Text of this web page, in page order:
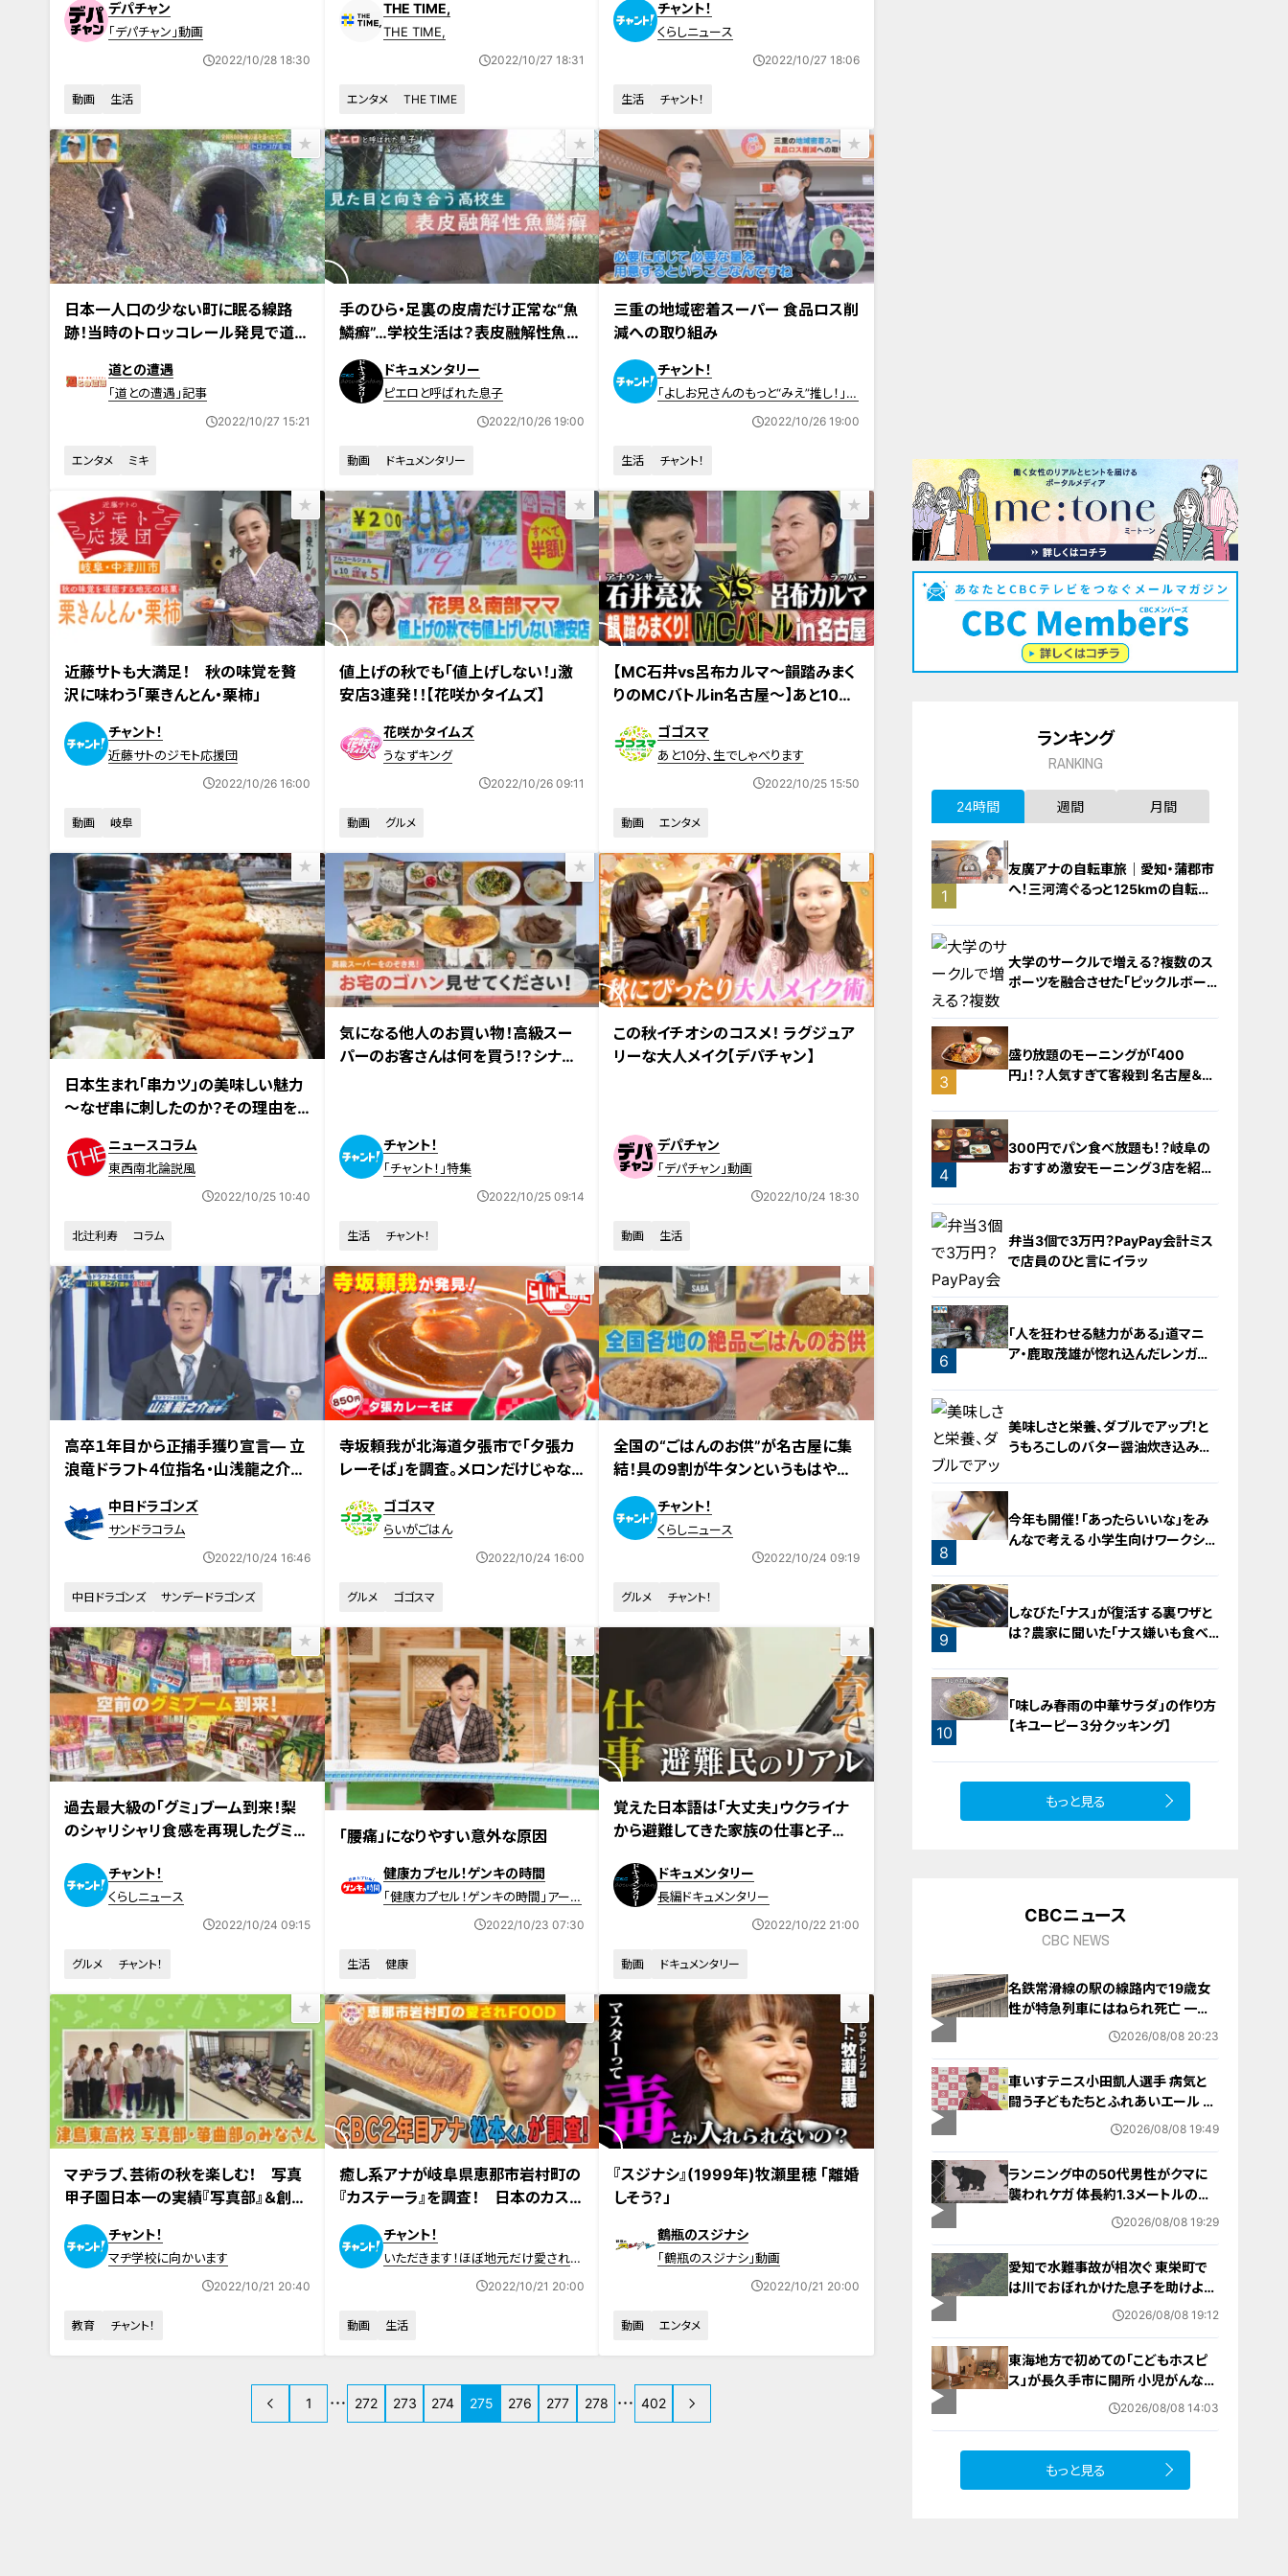
デパチャン
「デパチャン」動画
2022/10/28 18:30
動画 生活
THE TIME,
THE TIME,
2022/10/27 18:31
エンタメ THE TIME
チャント！
くらしニュース
2022/10/27 18:06
生活 チャント！
日本一人口の少ない町に眠る線路
跡！当時のトロッコレール発見で道マ
道との遭遇
「道との遭遇」記事
2022/10/27 15:21
エンタメ ミキ
手のひら・足裏の皮膚だけ正常な“魚
鱗癬”…学校生活は？表皮融解性魚鱗
癬～定期配信型ドキュメンタリー「ピ
エロと呼ばれた息子」第７３話
ドキュメンタリー
ピエロと呼ばれた息子
2022/10/26 19:00
動画 ドキュメンタリー
三重の地域密着スーパー 食品ロス削
減への取り組み
チャント！
「よしお兄さんのもっと“みえ”推し！」動
2022/10/26 19:00
生活 チャント！
近藤サトも大満足！ 秋の味覚を贅
沢に味わう「栗きんとん・栗柿」
チャント！
近藤サトのジモト応援団
2022/10/26 16:00
動画 岐阜
値上げの秋でも「値上げしない！」激
安店3連発！！【花咲かタイムズ】
花咲かタイムズ
うなずキング
2022/10/26 09:11
動画 グルメ
【MC石井vs呂布カルマ～韻踏みまく
りのMCバトルin名古屋～】あと10
ゴゴスマ
あと10分、生でしゃべります
2022/10/25 15:50
動画 エンタメ
日本生まれ「串カツ」の美味しい魅力
～なぜ串に刺したのか？その理由を
ニュースコラム
東西南北論説風
2022/10/25 10:40
北辻利寿 コラム
気になる他人のお買い物！高級スー
パーのお客さんは何を買う！？シナモ
チャント！
「チャント！」特集
2022/10/25 09:14
生活 チャント！
この秋イチオシのコスメ！ ラグジュア
リーな大人メイク【デパチャン】
デパチャン
「デパチャン」動画
2022/10/24 18:30
動画 生活
高卒１年目から正捕手獲り宣言― 立
浪竜ドラフト４位指名・山浅龍之介の
中日ドラゴンズ
サンドラコラム
2022/10/24 16:46
中日ドラゴンズ サンデードラゴンズ
寺坂頼我が北海道夕張市で「夕張カ
レーそば」を調査。メロンだけじゃな
ゴゴスマ
らいがごはん
2022/10/24 16:00
グルメ ゴゴスマ
全国の“ごはんのお供”が名古屋に集
結！具の9割が牛タンというもはやお
かずの“お供”も！
チャント！
くらしニュース
2022/10/24 09:19
グルメ チャント！
過去最大級の「グミ」ブーム到来！梨
のシャリシャリ食感を再現したグミ
チャント！
くらしニュース
2022/10/24 09:15
グルメ チャント！
「腰痛」になりやすい意外な原因
健康カプセル！ゲンキの時間
「健康カプセル！ゲンキの時間」アーカ
2022/10/23 07:30
生活 健康
覚えた日本語は「大丈夫」ウクライナ
から避難してきた家族の仕事と子育
ドキュメンタリー
長編ドキュメンタリー
2022/10/22 21:00
動画 ドキュメンタリー
マヂラブ、芸術の秋を楽しむ！ 写真
甲子園日本一の実績『写真部』＆創部
35年の『筝曲部』。愛知県『津島東高
校』でリポート
チャント！
マヂ学校に向かいます
2022/10/21 20:40
教育 チャント！
癒し系アナが岐阜県恵那市岩村町の
『カステーラ』を調査！ 日本のカステ
ラのルーツがここに！？ 230年、変
わらぬ味を食す
チャント！
いただきます！ほぼ地元だけ愛され
2022/10/21 20:00
動画 生活
『スジナシ』(1999年)牧瀬里穂 「離婚
しそう？」
鶴瓶のスジナシ
「鶴瓶のスジナシ」動画
2022/10/21 20:00
動画 エンタメ
1 272 273 274 275 276 277 278 402
ランキング
RANKING
24時間 週間 月間
1
友廣アナの自転車旅｜愛知・蒲郡市
へ！三河湾ぐるっと125kmの自転車
2
大学のサークルで増える？複数のス
ポーツを融合させた「ピックルボー
3
盛り放題のモーニングが「400
円」！？人気すぎて客殺到 名古屋＆岐
4
300円でパン食べ放題も！？岐阜の
おすすめ激安モーニング３店を紹
5
弁当3個で3万円？PayPay会計ミス
で店員のひと言にイラッ
6
「人を狂わせる魅力がある」道マニ
ア・鹿取茂雄が惚れ込んだレンガの
7
美味しさと栄養、ダブルでアップ！と
うもろこしのバター醤油炊き込みご
8
今年も開催！「あったらいいな」をみ
んなで考える 小学生向けワークショ
9
しなびた「ナス」が復活する裏ワザと
は？農家に聞いた「ナス嫌いも食べ
10
「味しみ春雨の中華サラダ」の作り方
【キユーピー３分クッキング】
もっと見る
CBCニュース
CBC NEWS
名鉄常滑線の駅の線路内で19歳女
性が特急列車にはねられ死亡 一部
区間で一時運転見合わせに お盆休
2026/08/08 20:23
車いすテニス小田凱人選手 病気と
闘う子どもたちとふれあいエール ス
ポーツの楽しさ伝える 名古屋・緑区
2026/08/08 19:49
ランニング中の50代男性がクマに
襲われケガ 体長約1.3メートルのツ
キノワグマに腕や足をかまれる 「つ
岐阜・高山市
2026/08/08 19:29
愛知で水難事故が相次ぐ 東栄町で
は川でおぼれかけた息子を助けよう
とし父親が心肺停止の状態で搬送
2026/08/08 19:12
東海地方で初めての「こどもホスピ
ス」が長久手市に開所 小児がんなど
重い病気の子どもと家族を支える施
2026/08/08 14:03
もっと見る